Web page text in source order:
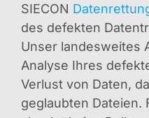
SIECON
des defekten
Unser landesweites
Analyse Ihres
Verlust von Daten,
geglaubten Dateien.